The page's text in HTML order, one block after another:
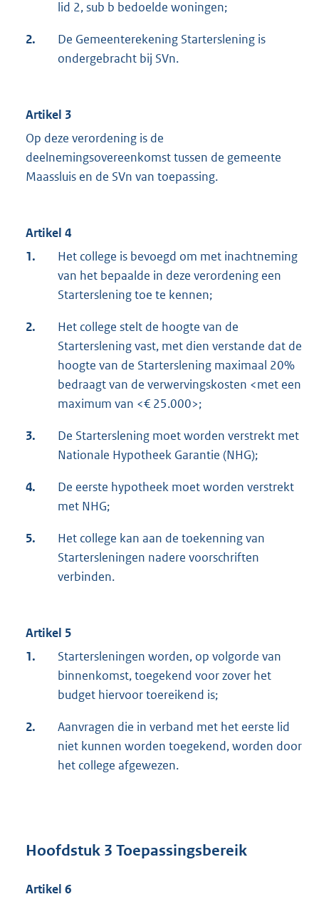
lid 2, sub b bedoelde woningen;
2.
De Gemeenterekening Starterslening is
ondergebracht bij SVn.
Artikel 3
Op deze verordening is de
deelnemingsovereenkomst tussen de gemeente
Maassluis en de SVn van toepassing.
Artikel 4
1.
Het college is bevoegd om met inachtneming
van het bepaalde in deze verordening een
Starterslening toe te kennen;
2.
Het college stelt de hoogte van de
Starterslening vast, met dien verstande dat de
hoogte van de Starterslening maximaal 20%
bedraagt van de verwervingskosten <met een
maximum van <€ 25.000>;
3.
De Starterslening moet worden verstrekt met
Nationale Hypotheek Garantie (NHG);
4.
De eerste hypotheek moet worden verstrekt
met NHG;
5.
Het college kan aan de toekenning van
Startersleningen nadere voorschriften
verbinden.
Artikel 5
1.
Startersleningen worden, op volgorde van
binnenkomst, toegekend voor zover het
budget hiervoor toereikend is;
2.
Aanvragen die in verband met het eerste lid
niet kunnen worden toegekend, worden door
het college afgewezen.
Hoofdstuk 3 Toepassingsbereik
Artikel 6